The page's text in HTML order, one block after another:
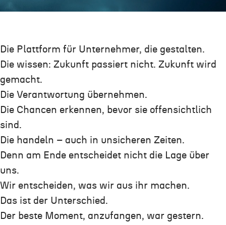
Die Plattform für Unternehmer, die gestalten.
Die wissen: Zukunft passiert nicht. Zukunft wird
gemacht.
Die Verantwortung übernehmen.
Die Chancen erkennen, bevor sie offensichtlich
sind.
Die handeln – auch in unsicheren Zeiten.
Denn am Ende entscheidet nicht die Lage über
uns.
Wir entscheiden, was wir aus ihr machen.
Das ist der Unterschied.
Der beste Moment, anzufangen, war gestern.